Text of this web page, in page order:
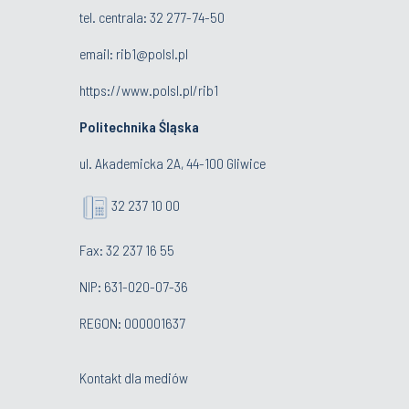
tel. centrala: 32 277-74-50
email: rib1@polsl.pl
https://www.polsl.pl/rib1
Politechnika Śląska
ul. Akademicka 2A, 44-100 Gliwice
32 237 10 00
Fax: 32 237 16 55
NIP: 631-020-07-36
REGON: 000001637
Kontakt dla mediów